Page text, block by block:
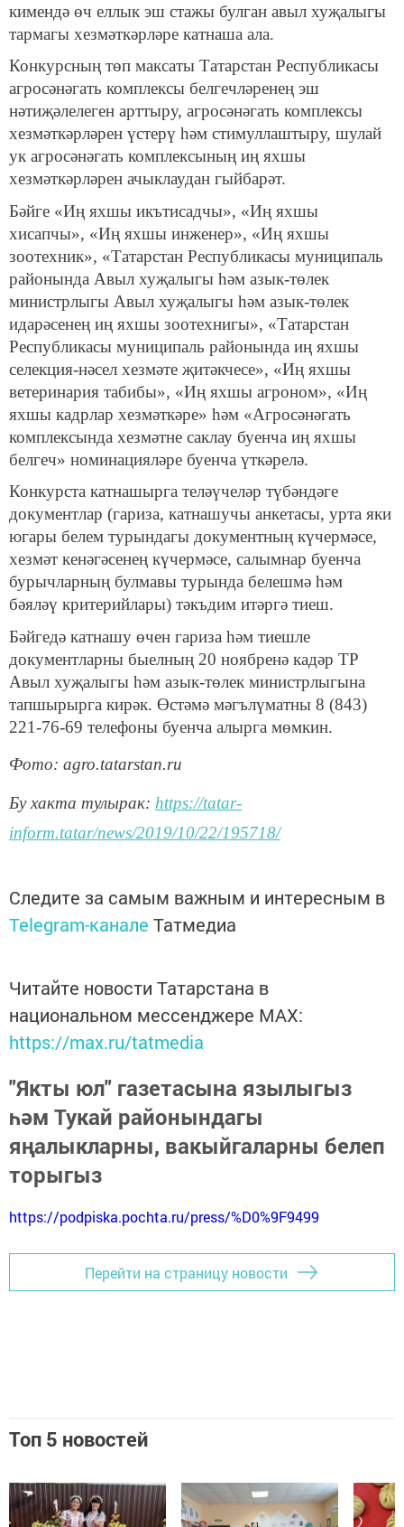
кимендә өч еллык эш стажы булган авыл хуҗалыгы
тармагы хезмәткәрләре катнаша ала.
Конкурсның төп максаты Татарстан Республикасы
агросәнәгать комплексы белгечләренең эш
нәтиҗәлелеген арттыру, агросәнәгать комплексы
хезмәткәрләрен үстерү һәм стимуллаштыру, шулай
ук агросәнәгать комплексының иң яхшы
хезмәткәрләрен ачыклаудан гыйбарәт.
Бәйге «Иң яхшы икътисадчы», «Иң яхшы
хисапчы», «Иң яхшы инженер», «Иң яхшы
зоотехник», «Татарстан Республикасы муниципаль
районында Авыл хуҗалыгы һәм азык-төлек
министрлыгы Авыл хуҗалыгы һәм азык-төлек
идарәсенең иң яхшы зоотехнигы», «Татарстан
Республикасы муниципаль районында иң яхшы
селекция-нәсел хезмәте җитәкчесе», «Иң яхшы
ветеринария табибы», «Иң яхшы агроном», «Иң
яхшы кадрлар хезмәткәре» һәм «Агросәнәгать
комплексында хезмәтне саклау буенча иң яхшы
белгеч» номинацияләре буенча үткәрелә.
Конкурста катнашырга теләүчеләр түбәндәге
документлар (гариза, катнашучы анкетасы, урта яки
югары белем турындагы документның күчермәсе,
хезмәт кенәгәсенең күчермәсе, салымнар буенча
бурычларның булмавы турында белешмә һәм
бәяләү критерийлары) тәкъдим итәргә тиеш.
Бәйгедә катнашу өчен гариза һәм тиешле
документларны быелның 20 ноябренә кадәр ТР
Авыл хуҗалыгы һәм азык-төлек министрлыгына
тапшырырга кирәк. Өстәмә мәгълүматны 8 (843)
221-76-69 телефоны буенча алырга мөмкин.
Фото: agro.tatarstan.ru
Бу хакта тулырак: https://tatar-
inform.tatar/news/2019/10/22/195718/
Следите за самым важным и интересным в
Telegram-канале Татмедиа
Читайте новости Татарстана в
национальном мессенджере MАХ:
https://max.ru/tatmedia
"Якты юл" газетасына язылыгыз
һәм Тукай районындагы
яңалыкларны, вакыйгаларны белеп
торыгыз
https://podpiska.pochta.ru/press/%D0%9F9499
Перейти на страницу новости
Топ 5 новостей